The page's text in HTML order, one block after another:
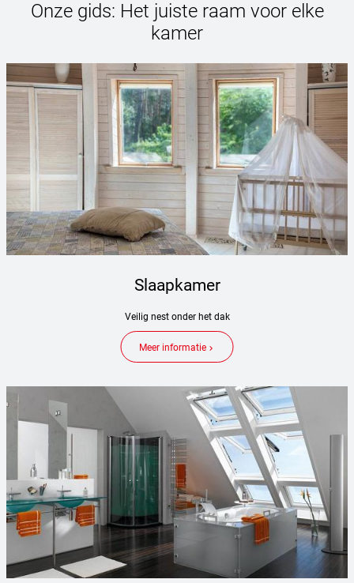
Onze gids: Het juiste raam voor elke
kamer
Slaapkamer
Veilig nest onder het dak
Meer informatiekeyboard_arrow_right